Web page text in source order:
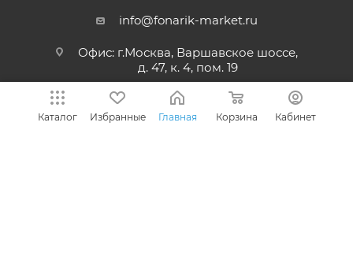
info@fonarik-market.ru
Офис: г.Москва, Варшавское шоссе,
д. 47, к. 4, пом. 19
Каталог Избранные Главная Корзина Кабинет